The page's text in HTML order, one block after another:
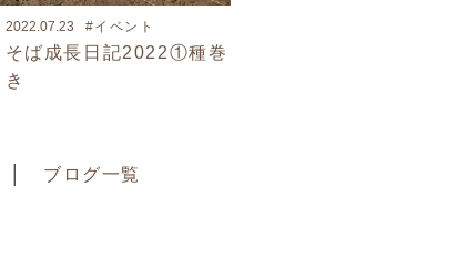
2022.07.23 #イベント
そば成長日記2022①種巻
き
ブログ一覧